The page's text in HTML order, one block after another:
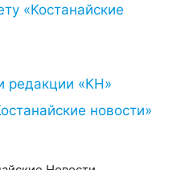
«Костанайские
редакции «КН»
новости»